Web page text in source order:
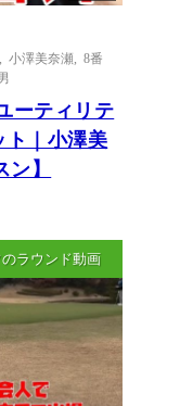
,小澤美奈瀬 ,8番
ーティリテ
ト｜小澤美
】
ラウンド動画